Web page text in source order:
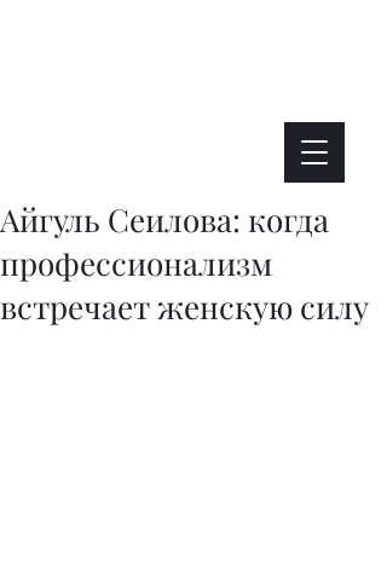
Айгуль Сеилова: когда
профессионализм
встречает женскую силу